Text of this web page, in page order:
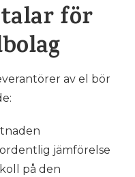
för
av el bör
jämförelse
på den